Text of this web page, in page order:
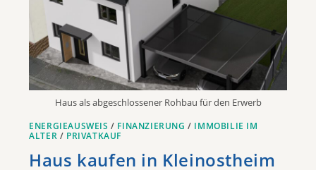
Haus als abgeschlossener Rohbau für den Erwerb
ENERGIEAUSWEIS / FINANZIERUNG / IMMOBILIE IM
ALTER / PRIVATKAUF
Haus kaufen in Kleinostheim